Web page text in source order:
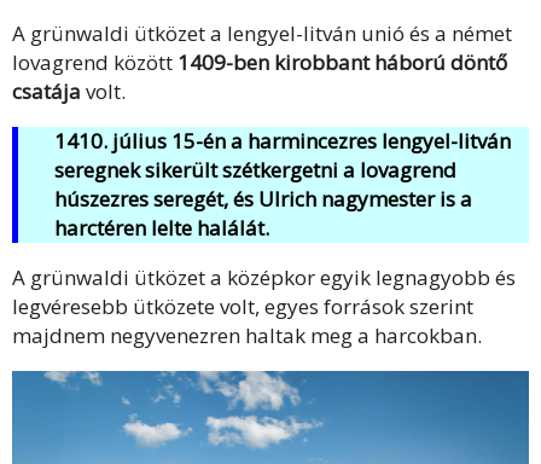
A grünwaldi ütközet a lengyel-litván unió és a német
lovagrend között 1409-ben kirobbant háború döntő
csatája volt.
1410. július 15-én a harmincezres lengyel-litván
seregnek sikerült szétkergetni a lovagrend
húszezres seregét, és Ulrich nagymester is a
harctéren lelte halálát.
A grünwaldi ütközet a középkor egyik legnagyobb és
legvéresebb ütközete volt, egyes források szerint
majdnem negyvenezren haltak meg a harcokban.